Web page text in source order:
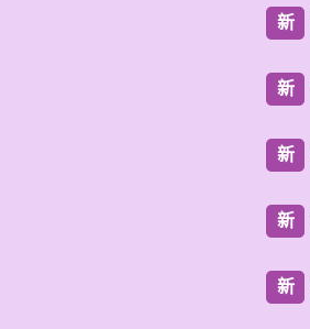
新
新
新
新
新